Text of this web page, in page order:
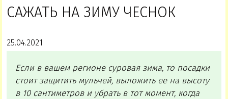
САЖАТЬ НА ЗИМУ ЧЕСНОК
25.04.2021
Если в вашем регионе суровая зима, то посадки
стоит защитить мульчей, выложить ее на высоту
в 10 сантиметров и убрать в тот момент, когда